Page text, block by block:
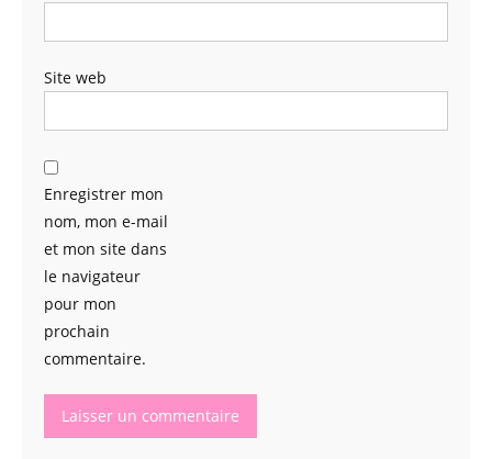
Site web
Enregistrer mon
nom, mon e-mail
et mon site dans
le navigateur
pour mon
prochain
commentaire.